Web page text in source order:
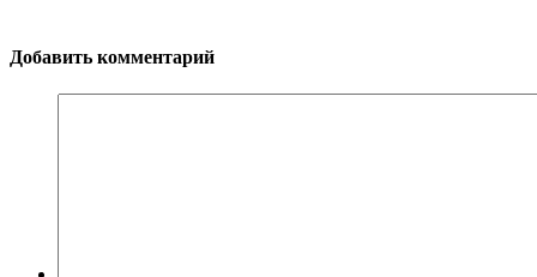
Добавить комментарий